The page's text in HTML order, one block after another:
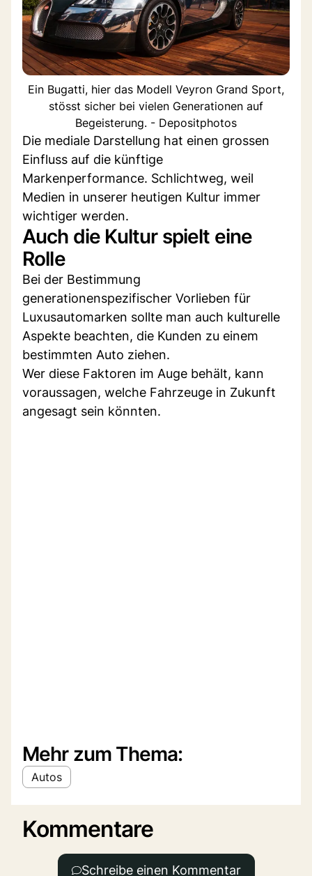
Ein Bugatti, hier das Modell Veyron Grand Sport,
stösst sicher bei vielen Generationen auf
Begeisterung. - Depositphotos
Die mediale Darstellung hat einen grossen
Einfluss auf die künftige
Markenperformance. Schlichtweg, weil
Medien in unserer heutigen Kultur immer
wichtiger werden.
Auch die Kultur spielt eine
Rolle
Bei der Bestimmung
generationenspezifischer Vorlieben für
Luxusautomarken sollte man auch kulturelle
Aspekte beachten, die Kunden zu einem
bestimmten Auto ziehen.
Wer diese Faktoren im Auge behält, kann
voraussagen, welche Fahrzeuge in Zukunft
angesagt sein könnten.
Mehr zum Thema:
Autos
Kommentare
Schreibe einen Kommentar